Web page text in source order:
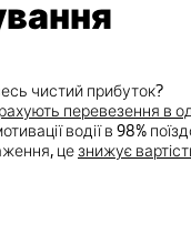
чистий прибуток?
перевезення в
водії в 98%
цезнижує